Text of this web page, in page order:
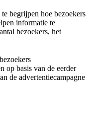
begrijpen hoe bezoekers
informatie te
bezoekers, het
op basis van de eerder
de advertentiecampagne